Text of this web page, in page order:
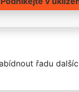
řadu